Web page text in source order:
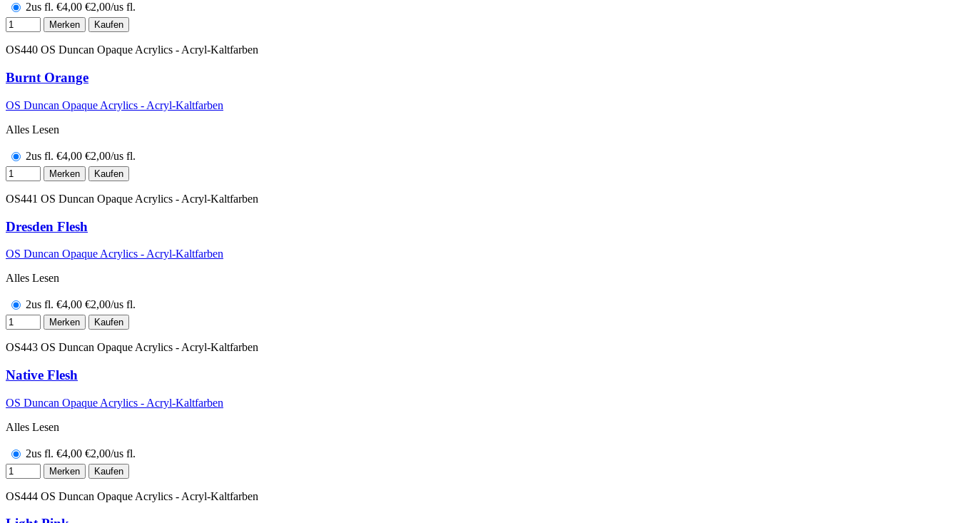
2us fl. €4,00 €2,00/us fl.
Merken Kaufen
OS440 OS Duncan Opaque Acrylics - Acryl-Kaltfarben
Burnt Orange
OS Duncan Opaque Acrylics - Acryl-Kaltfarben
Alles Lesen
2us fl. €4,00 €2,00/us fl.
Merken Kaufen
OS441 OS Duncan Opaque Acrylics - Acryl-Kaltfarben
Dresden Flesh
OS Duncan Opaque Acrylics - Acryl-Kaltfarben
Alles Lesen
2us fl. €4,00 €2,00/us fl.
Merken Kaufen
OS443 OS Duncan Opaque Acrylics - Acryl-Kaltfarben
Native Flesh
OS Duncan Opaque Acrylics - Acryl-Kaltfarben
Alles Lesen
2us fl. €4,00 €2,00/us fl.
Merken Kaufen
OS444 OS Duncan Opaque Acrylics - Acryl-Kaltfarben